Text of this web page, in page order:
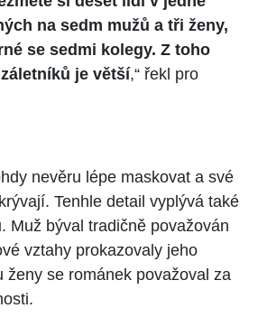
na sedm mužů a tři ženy,
se sedmi kolegy. Z toho
je větší,“ řekl pro
nevěru lépe maskovat a své
Tenhle detail vyplývá také
Muž býval tradičně považován
vztahy prokazovaly jeho
ženy se románek považoval za